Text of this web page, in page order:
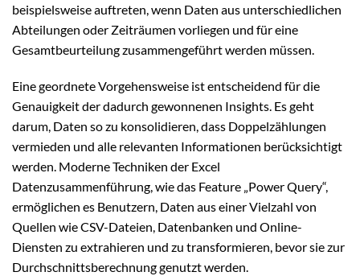
beispielsweise auftreten, wenn Daten aus unterschiedlichen
Abteilungen oder Zeiträumen vorliegen und für eine
Gesamtbeurteilung zusammengeführt werden müssen.
Eine geordnete Vorgehensweise ist entscheidend für die
Genauigkeit der dadurch gewonnenen Insights. Es geht
darum, Daten so zu konsolidieren, dass Doppelzählungen
vermieden und alle relevanten Informationen berücksichtigt
werden. Moderne Techniken der Excel
Datenzusammenführung, wie das Feature „Power Query“,
ermöglichen es Benutzern, Daten aus einer Vielzahl von
Quellen wie CSV-Dateien, Datenbanken und Online-
Diensten zu extrahieren und zu transformieren, bevor sie zur
Durchschnittsberechnung genutzt werden.